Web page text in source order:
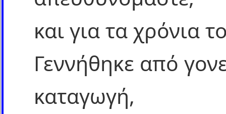
και για τα χρόνια
Γεννήθηκε από
καταγωγή,